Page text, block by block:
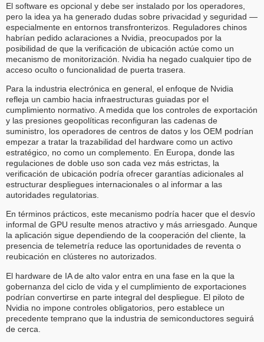
El software es opcional y debe ser instalado por los operadores,
pero la idea ya ha generado dudas sobre privacidad y seguridad —
especialmente en entornos transfronterizos. Reguladores chinos
habrían pedido aclaraciones a Nvidia, preocupados por la
posibilidad de que la verificación de ubicación actúe como un
mecanismo de monitorización. Nvidia ha negado cualquier tipo de
acceso oculto o funcionalidad de puerta trasera.
Para la industria electrónica en general, el enfoque de Nvidia
refleja un cambio hacia infraestructuras guiadas por el
cumplimiento normativo. A medida que los controles de exportación
y las presiones geopolíticas reconfiguran las cadenas de
suministro, los operadores de centros de datos y los OEM podrían
empezar a tratar la trazabilidad del hardware como un activo
estratégico, no como un complemento. En Europa, donde las
regulaciones de doble uso son cada vez más estrictas, la
verificación de ubicación podría ofrecer garantías adicionales al
estructurar despliegues internacionales o al informar a las
autoridades regulatorias.
En términos prácticos, este mecanismo podría hacer que el desvío
informal de GPU resulte menos atractivo y más arriesgado. Aunque
la aplicación sigue dependiendo de la cooperación del cliente, la
presencia de telemetría reduce las oportunidades de reventa o
reubicación en clústeres no autorizados.
El hardware de IA de alto valor entra en una fase en la que la
gobernanza del ciclo de vida y el cumplimiento de exportaciones
podrían convertirse en parte integral del despliegue. El piloto de
Nvidia no impone controles obligatorios, pero establece un
precedente temprano que la industria de semiconductores seguirá
de cerca.